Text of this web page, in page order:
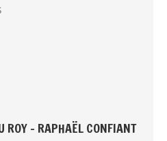
ROY - RAPHAËL CONFIANT